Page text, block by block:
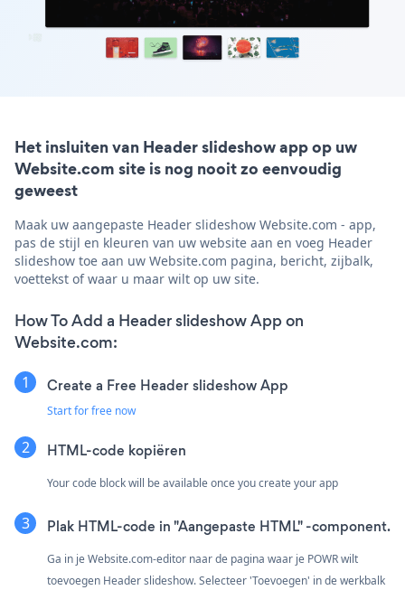
Het insluiten van Header slideshow app op uw
Website.com site is nog nooit zo eenvoudig
geweest
Maak uw aangepaste Header slideshow Website.com - app,
pas de stijl en kleuren van uw website aan en voeg Header
slideshow toe aan uw Website.com pagina, bericht, zijbalk,
voettekst of waar u maar wilt op uw site.
How To Add a Header slideshow App on
Website.com:
Create a Free Header slideshow App
Start for free now
HTML-code kopiëren
Your code block will be available once you create your app
Plak HTML-code in "Aangepaste HTML" -component.
Ga in je Website.com-editor naar de pagina waar je POWR wilt
toevoegen Header slideshow. Selecteer 'Toevoegen' in de werkbalk